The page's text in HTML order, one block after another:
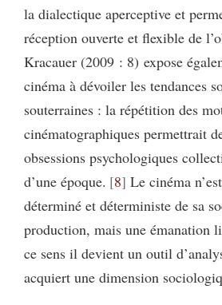
la dialectique aperceptive et
réception ouverte et flexible de
Kracauer (2009 : 8) expose
cinéma à dévoiler les tendances
souterraines : la répétition des
cinématographiques permettrait
obsessions psychologiques
d’une époque. 8 Le cinéma
déterminé et déterministe de sa
production, mais une émanation
ce sens il devient un outil
acquiert une dimension